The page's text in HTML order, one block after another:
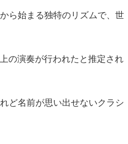
ら始まる独特のリズムで、世
の演奏が行われたと推定され
ど名前が思い出せないクラシ